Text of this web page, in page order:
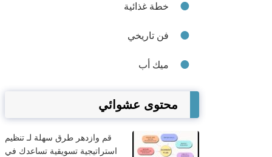
خطة غذائية
فن تاريخي
ميك أب
محتوى عشوائي
قم وازدهر طرق سهلة لـ تنظيم
استراتيجية تسويقية تساعدك في